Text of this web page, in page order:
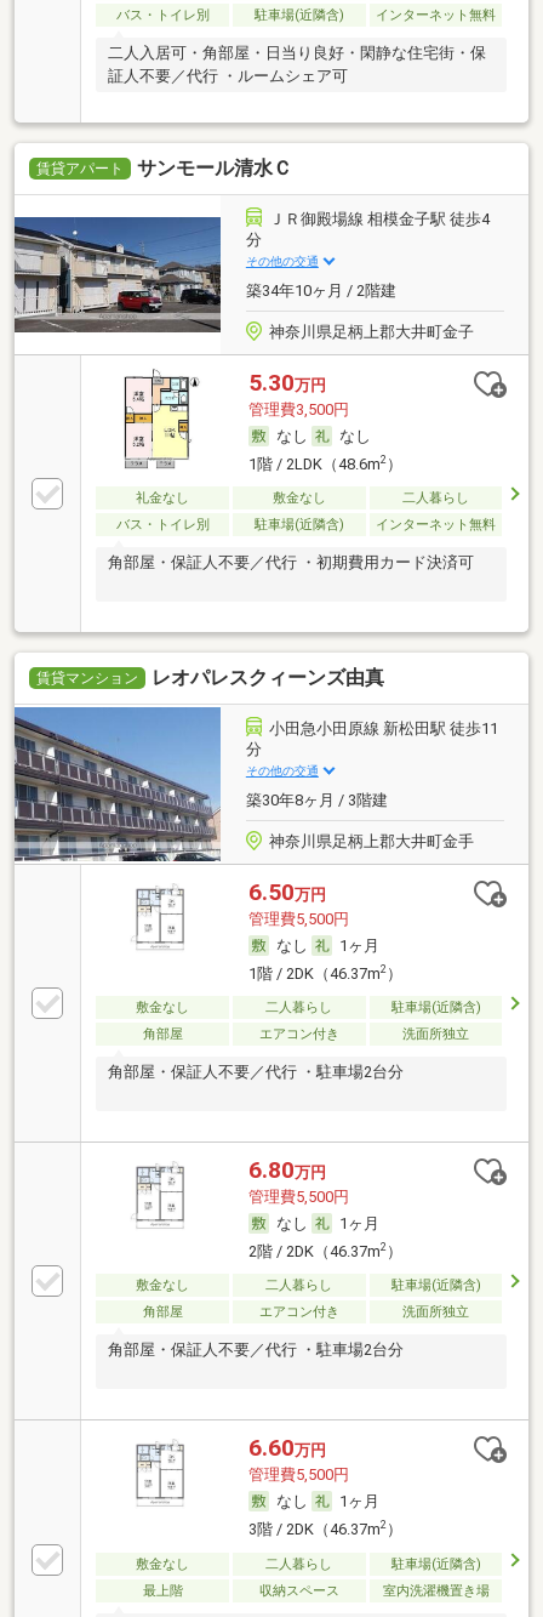
バス・トイレ別
駐車場(近隣含) インターネット無料
二人入居可・角部屋・日当り良好・閑静な住宅街・保
証人不要／代行 ・ルームシェア可
賃貸アパート サンモール清水Ｃ
ＪＲ御殿場線 相模金子駅 徒歩4
分
その他の交通
築34年10ヶ月 / 2階建
神奈川県足柄上郡大井町金子
5.30万円
管理費3,500円
なし
なし
1階 / 2LDK（48.6m2）
礼金なし 敷金なし
二人暮らし
バス・トイレ別
駐車場(近隣含) インターネット無料
角部屋・保証人不要／代行 ・初期費用カード決済可
賃貸マンション レオパレスクィーンズ由真
小田急小田原線 新松田駅 徒歩11
分
その他の交通
築30年8ヶ月 / 3階建
神奈川県足柄上郡大井町金手
6.50万円
管理費5,500円
なし
1ヶ月
1階 / 2DK（46.37m2）
敷金なし 二人暮らし
駐車場(近隣含)
角部屋
エアコン付き 洗面所独立
角部屋・保証人不要／代行 ・駐車場2台分
6.80万円
管理費5,500円
なし
1ヶ月
2階 / 2DK（46.37m2）
敷金なし 二人暮らし
駐車場(近隣含)
角部屋
エアコン付き 洗面所独立
角部屋・保証人不要／代行 ・駐車場2台分
6.60万円
管理費5,500円
なし
1ヶ月
3階 / 2DK（46.37m2）
敷金なし 二人暮らし
駐車場(近隣含)
最上階
収納スペース 室内洗濯機置き場